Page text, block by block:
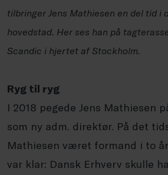
tilbringer Jens Mathiesen en del tid i
hovedstad. Her ses han på
Scandic i hjertet af Stockholm.
Ryg til ryg
I 2018 pegede Jens Mathiesen
som ny adm. direktør. På det
Mathiesen været formand i to
var klar: Dansk Erhverv skulle